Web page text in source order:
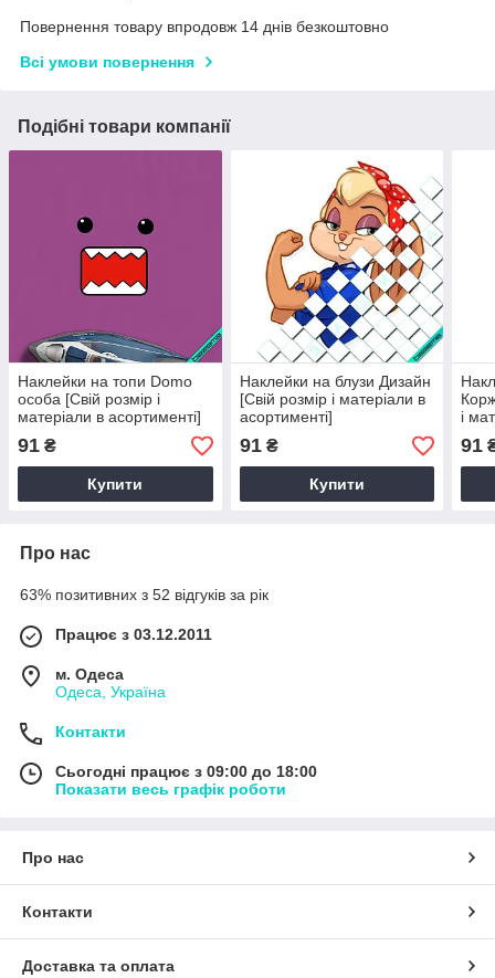
Повернення товару впродовж 14 днів безкоштовно
Всі умови повернення
Подібні товари компанії
Наклейки на топи Domo
особа [Свій розмір і
матеріали в асортименті]
91 ₴
Купити
Наклейки на блузи Дизайн
[Свій розмір і матеріали в
асортименті]
91₴
Купити
і
91
Про нас
63% позитивних з 52 відгуків за рік
Працює з 03.12.2011
м. Одеса
Одеса, Україна
Контакти
Сьогодні працює з 09:00 до 18:00
Показати весь графік роботи
Про нас
Контакти
Доставка та оплата